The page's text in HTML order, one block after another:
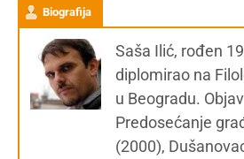
Biografija
Saša Ilić, rođen
diplomirao na
u Beogradu.
Predosećanje
(2000),